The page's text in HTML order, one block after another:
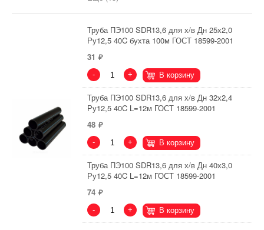
Труба ПЭ100 SDR13,6 для х/в Дн 25х2,0
Ру12,5 40C бухта 100м ГОСТ 18599-2001
31
- + В корзину
Труба ПЭ100 SDR13,6 для х/в Дн 32х2,4
Ру12,5 40C L=12м ГОСТ 18599-2001
48
- + В корзину
Труба ПЭ100 SDR13,6 для х/в Дн 40х3,0
Ру12,5 40C L=12м ГОСТ 18599-2001
74
- + В корзину